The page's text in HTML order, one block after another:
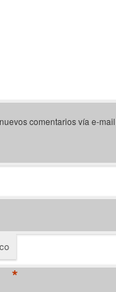
comentarios vía e-mail
*